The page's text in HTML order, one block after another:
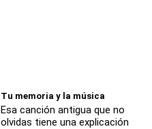
Tu memoria y la música
Esa canción antigua que no
olvidas tiene una explicación